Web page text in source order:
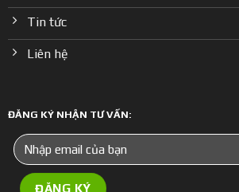
Tin tức
Liên hệ
ĐĂNG KÝ NHẬN TƯ VẤN: